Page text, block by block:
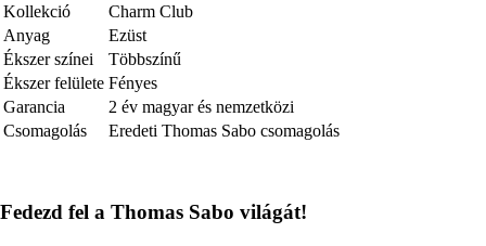
Kollekció
Charm Club
Anyag
Ezüst
Ékszer színei
Többszínű
Ékszer felülete Fényes
Garancia
2 év magyar és nemzetközi
Csomagolás
Eredeti Thomas Sabo csomagolás
Fedezd fel a Thomas Sabo világát!